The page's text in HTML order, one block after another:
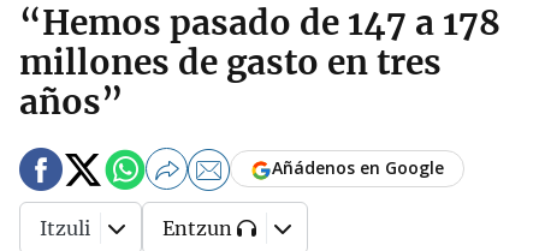
“Hemos pasado de 147 a 178
millones de gasto en tres
años”
Añádenos en Google
Itzuli Entzun